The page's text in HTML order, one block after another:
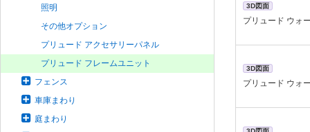
照明
その他オプション
プリュード アクセサリーパネル
プリュード フレームユニット
フェンス
車庫まわり
庭まわり
3D図面
プリュード ウォ
3D図面
プリュード ウォ